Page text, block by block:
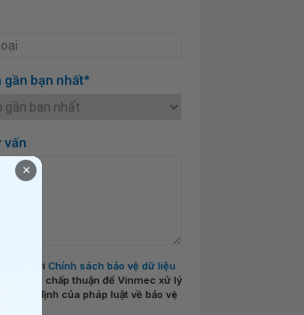
gần bạn nhất*
vấn
ý với Chính sách bảo vệ dữ liệu
và chấp thuận để Vinmec xử lý
quy định của pháp luật về bảo vệ
×